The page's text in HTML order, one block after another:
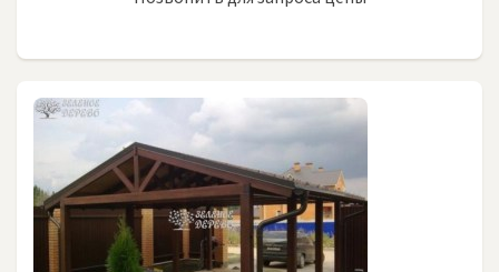
опорных столбов может равняться двум. Но на этом
наши возможности не ограничиваются. В наших
силах изготовить и металлический навес, навес с
поликарбонатом, а так – же обшивка боковых
сторон навесов любыми материалами, установка
окон, половое покрытие, бетонная стяжка, укладка
плитки, свайное поле. Все эти работы нам под силу,